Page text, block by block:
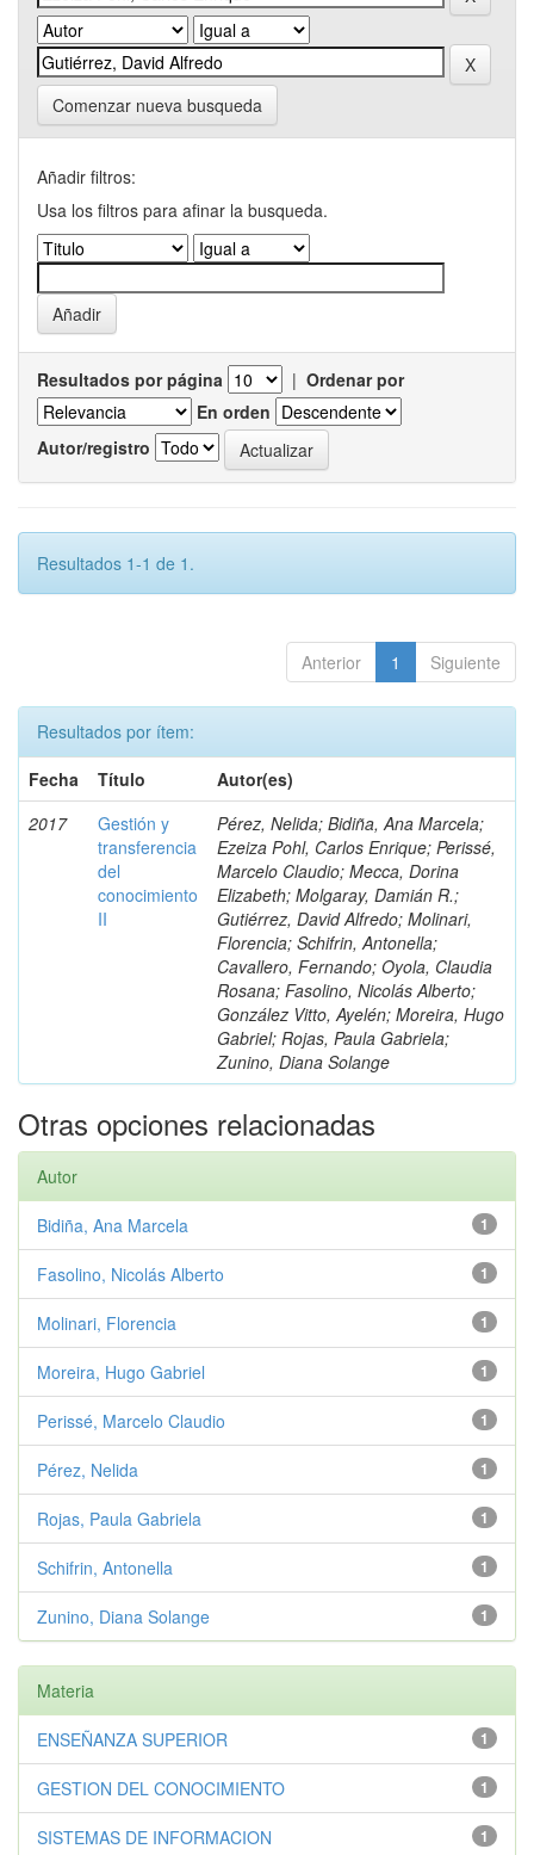
Comenzar nueva busqueda
Añadir filtros:
Usa los filtros para afinar la busqueda.
Resultados por página | Ordenar por
En orden
Autor/registro
Resultados 1-1 de 1.
Anterior 1 Siguiente
Resultados por ítem:
Fecha
Título
Autor(es)
2017
Gestión y
transferencia
del
conocimiento
II
Pérez, Nelida; Bidiña, Ana Marcela;
Ezeiza Pohl, Carlos Enrique; Perissé,
Marcelo Claudio; Mecca, Dorina
Elizabeth; Molgaray, Damián R.;
Gutiérrez, David Alfredo; Molinari,
Florencia; Schifrin, Antonella;
Cavallero, Fernando; Oyola, Claudia
Rosana; Fasolino, Nicolás Alberto;
González Vitto, Ayelén; Moreira, Hugo
Gabriel; Rojas, Paula Gabriela;
Zunino, Diana Solange
Otras opciones relacionadas
Autor
1
Bidiña, Ana Marcela
1
Fasolino, Nicolás Alberto
1
Molinari, Florencia
1
Moreira, Hugo Gabriel
1
Perissé, Marcelo Claudio
1
Pérez, Nelida
1
Rojas, Paula Gabriela
1
Schifrin, Antonella
1
Zunino, Diana Solange
Materia
1
ENSEÑANZA SUPERIOR
1
GESTION DEL CONOCIMIENTO
1
SISTEMAS DE INFORMACION